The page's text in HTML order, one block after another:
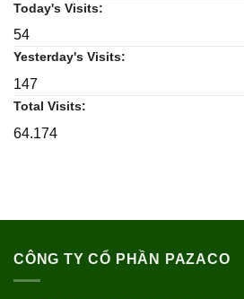
Today's Visits:
54
Yesterday's Visits:
147
Total Visits:
64.174
CÔNG TY CỔ PHẦN PAZACO